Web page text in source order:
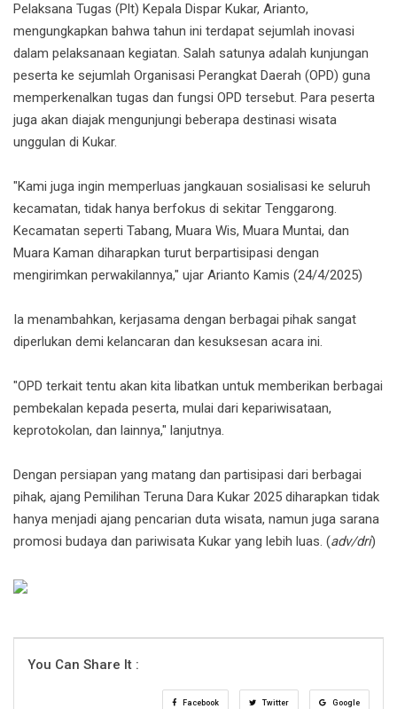
Pelaksana Tugas (Plt) Kepala Dispar Kukar, Arianto,
mengungkapkan bahwa tahun ini terdapat sejumlah inovasi
dalam pelaksanaan kegiatan. Salah satunya adalah kunjungan
peserta ke sejumlah Organisasi Perangkat Daerah (OPD) guna
memperkenalkan tugas dan fungsi OPD tersebut. Para peserta
juga akan diajak mengunjungi beberapa destinasi wisata
unggulan di Kukar.
"Kami juga ingin memperluas jangkauan sosialisasi ke seluruh
kecamatan, tidak hanya berfokus di sekitar Tenggarong.
Kecamatan seperti Tabang, Muara Wis, Muara Muntai, dan
Muara Kaman diharapkan turut berpartisipasi dengan
mengirimkan perwakilannya," ujar Arianto Kamis (24/4/2025)
Ia menambahkan, kerjasama dengan berbagai pihak sangat
diperlukan demi kelancaran dan kesuksesan acara ini.
"OPD terkait tentu akan kita libatkan untuk memberikan berbagai
pembekalan kepada peserta, mulai dari kepariwisataan,
keprotokolan, dan lainnya," lanjutnya.
Dengan persiapan yang matang dan partisipasi dari berbagai
pihak, ajang Pemilihan Teruna Dara Kukar 2025 diharapkan tidak
hanya menjadi ajang pencarian duta wisata, namun juga sarana
promosi budaya dan pariwisata Kukar yang lebih luas. (adv/dri)
You Can Share It :
Facebook Twitter Google